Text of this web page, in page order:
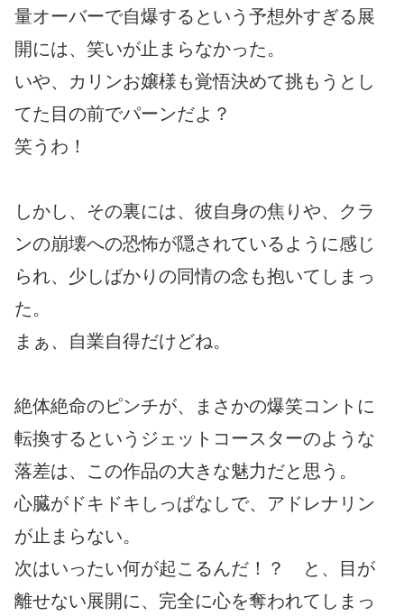
量オーバーで自爆するという予想外すぎる展
開には、笑いが止まらなかった。
いや、カリンお嬢様も覚悟決めて挑もうとし
てた目の前でパーンだよ？
笑うわ！
しかし、その裏には、彼自身の焦りや、クラ
ンの崩壊への恐怖が隠されているように感じ
られ、少しばかりの同情の念も抱いてしまっ
た。
まぁ、自業自得だけどね。
絶体絶命のピンチが、まさかの爆笑コントに
転換するというジェットコースターのような
落差は、この作品の大きな魅力だと思う。
心臓がドキドキしっぱなしで、アドレナリン
が止まらない。
次はいったい何が起こるんだ！？ と、目が
離せない展開に、完全に心を奪われてしまっ